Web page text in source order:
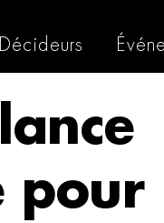
Décideurs
pour